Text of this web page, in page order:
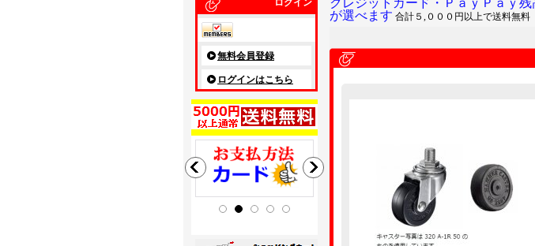
ログイン
無料会員登録
ログインはこちら
クレジットカード・ＰａｙＰａｙ
が選べます 合計５,０００円以上で送料無料